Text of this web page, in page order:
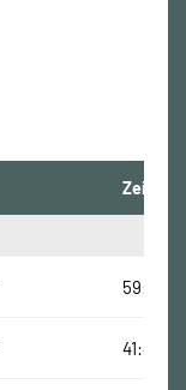
Zeit
59:01
41:46